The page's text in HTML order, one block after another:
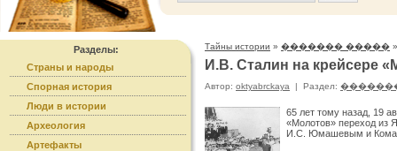
Разделы:
Страны и народы
Спорная история
Люди в истории
Археология
Артефакты
Тайны истории » ������� �����
И.В. Сталин на крейсере
Автор: oktyabrckaya | Раздел:
65 лет тому назад, 19
«Молотов» переход из
И.С. Юмашевым и